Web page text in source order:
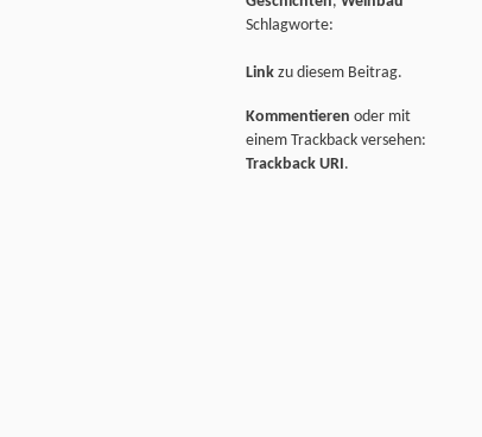
Schlagworte:
Link zu diesem Beitrag.
Kommentieren oder mit
einem Trackback versehen:
Trackback URI.